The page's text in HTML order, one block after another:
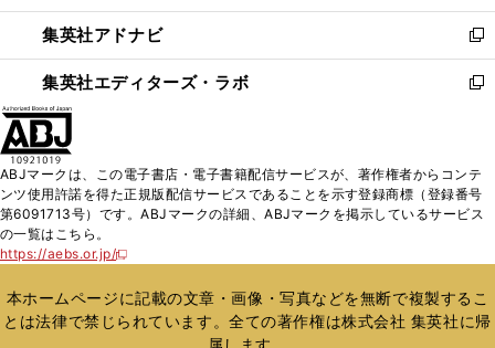
開
く
ウ
で
開
く
ン
ド
ウ
で
ウ
ィ
ン
ド
く
集英社アドナビ
新
し
い
ド
ウ
で
集英社エディターズ・ラボ
新
ィ
ン
ド
開
く
ABJマークは、この電子書店・電子書籍配信サービスが、著作権者からコンテ
ンツ使用許諾を得た正規版配信サービスであることを示す登録商標（登録番号
第6091713号）です。ABJマークの詳細、ABJマークを掲示しているサービス
の一覧はこちら。
https://aebs.or.jp/
新
い
ウ
ィ
本ホームページに記載の文章・画像・写真などを無断で複製するこ
とは法律で禁じられています。全ての著作権は株式会社 集英社に帰